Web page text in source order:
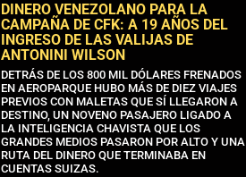
DINERO VENEZOLANO PARA LA
CAMPAÑA DE CFK: A 19 AÑOS DEL
INGRESO DE LAS VALIJAS DE
ANTONINI WILSON
DETRÁS DE LOS 800 MIL DÓLARES FRENADOS
EN AEROPARQUE HUBO MÁS DE DIEZ VIAJES
PREVIOS CON MALETAS QUE SÍ LLEGARON A
DESTINO, UN NOVENO PASAJERO LIGADO A
LA INTELIGENCIA CHAVISTA QUE LOS
GRANDES MEDIOS PASARON POR ALTO Y UNA
RUTA DEL DINERO QUE TERMINABA EN
CUENTAS SUIZAS.